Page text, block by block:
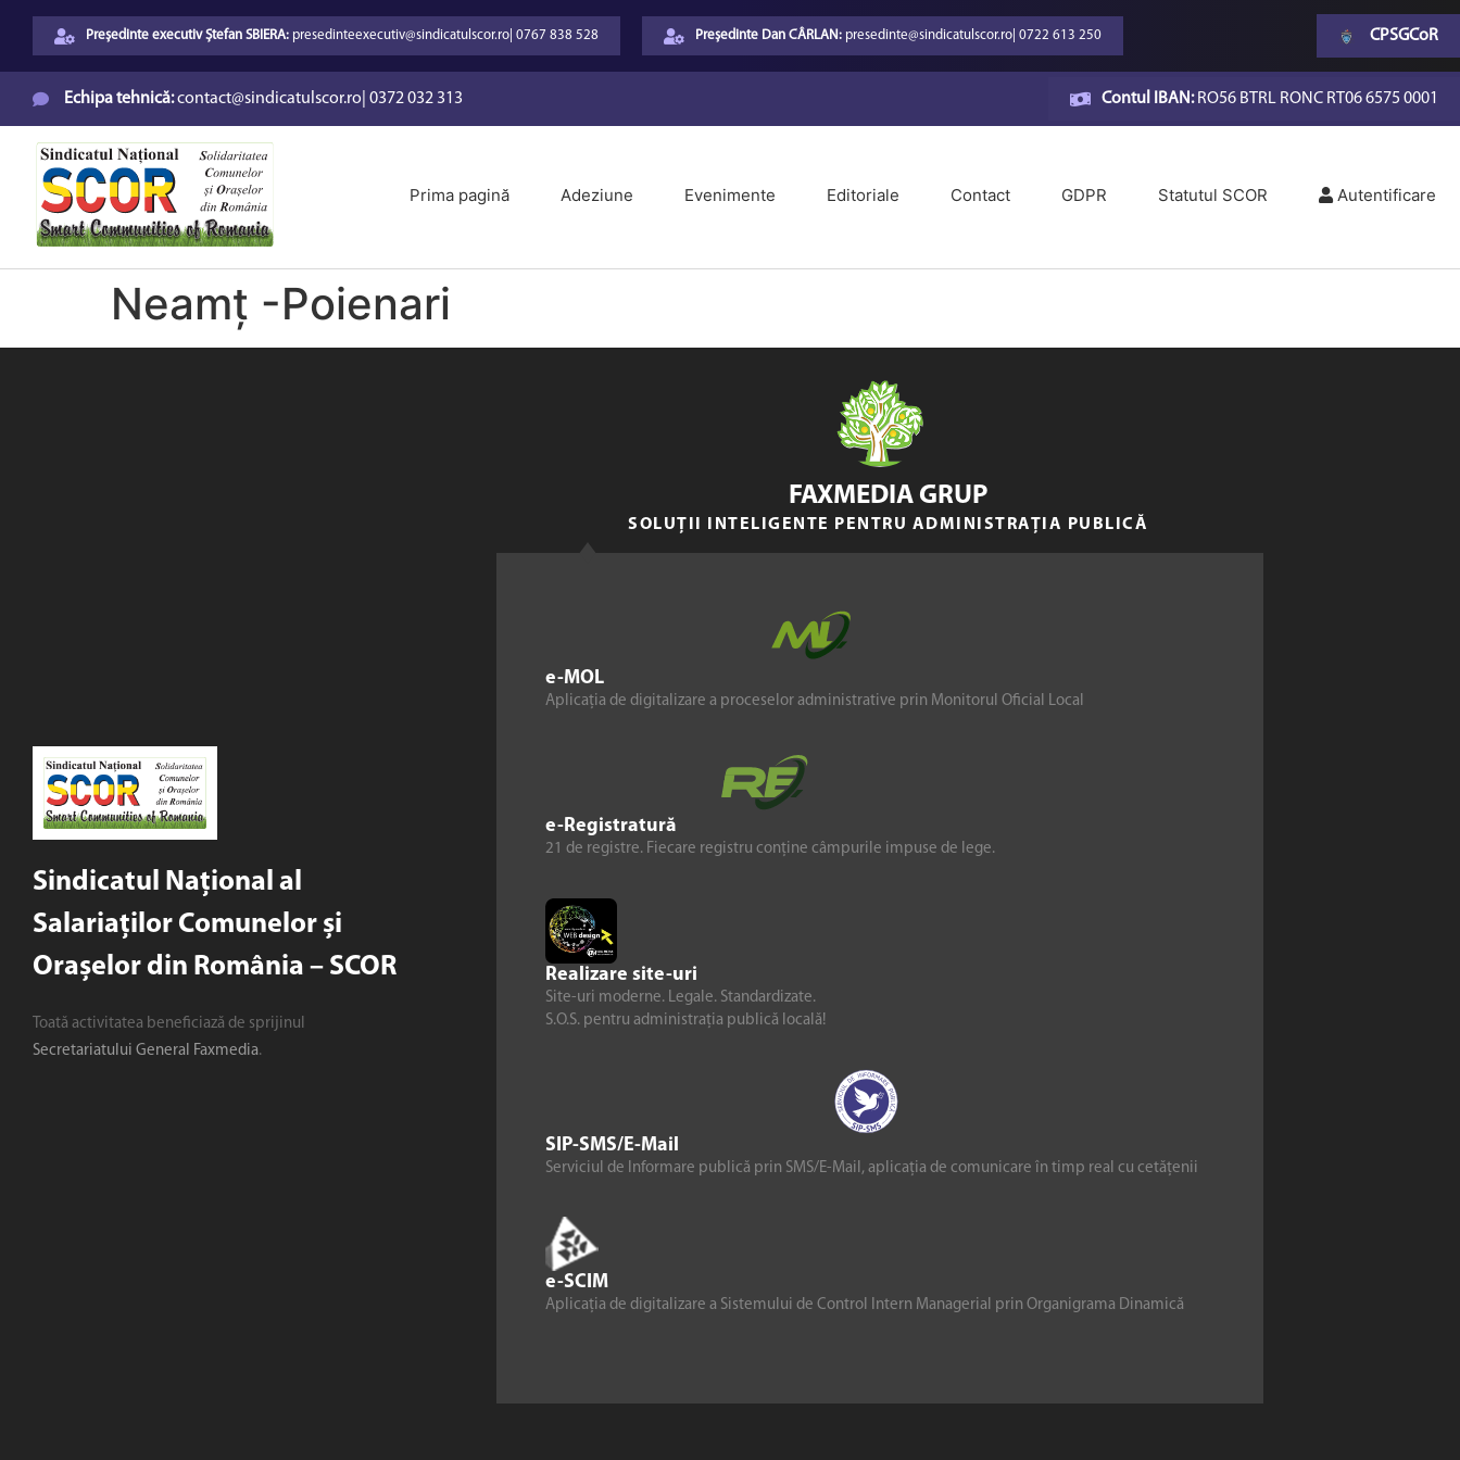
Președinte executiv Ștefan SBIERA:presedinteexecutiv@sindicatulscor.ro| 0767 838 528 Președinte Dan CÂRLAN:presedinte@sindicatulscor.ro| 0722 613 250 CPSGCoR
Echipa tehnică:contact@sindicatulscor.ro 0372 032 313 Contul IBAN:RO56 BTRL RONC RT06 6575 0001
Prima pagină Adeziune Evenimente Editoriale Contact GDPR Statutul SCOR Autentificare
Neamț -Poienari
Sindicatul Național al
Salariaților Comunelor și
Orașelor din România – SCOR
Toată activitatea beneficiază de sprijinul
Secretariatului General Faxmedia.
e-MOL
Aplicația de digitalizare a proceselor administrative prin Monitorul Oficial Local
e-Registratură
21 de registre. Fiecare registru conține câmpurile impuse de lege.
Realizare site-uri
Site-uri moderne. Legale. Standardizate.
S.O.S. pentru administrația publică locală!
SIP-SMS/E-Mail
Serviciul de Informare publică prin SMS/E-Mail, aplicația de comunicare în timp real cu cetățenii
e-SCIM
Aplicația de digitalizare a Sistemului de Control Intern Managerial prin Organigrama Dinamică
FAXMEDIA GRUP
SOLUȚII INTELIGENTE PENTRU ADMINISTRAȚIA PUBLICĂ